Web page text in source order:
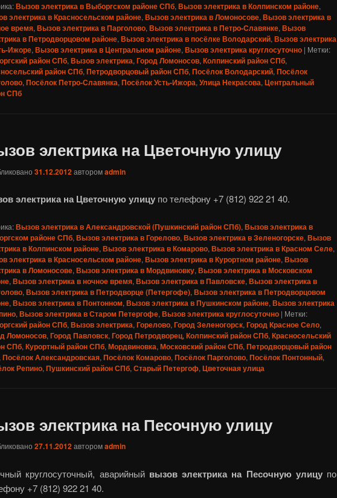
Вызов электрика в Выборгском районе СПб,Вызов электрика в Колпинском районе,
электрика в Красносельском районе,Вызов электрика в Ломоносове,Вызов электрика в
время,Вызов электрика в Парголово,Вызов электрика в Петро-Славянке,Вызов
в Петродворцовом районе,Вызов электрика в посёлке Володарский,Вызов электрика
Ижоре,Вызов электрика в Центральном районе,Вызов электрика круглосуточно | Метки:
район СПб,Вызов электрика,Город Ломоносов,Колпинский район СПб,
район СПб,Петродворцовый район СПб,Посёлок Володарский,Посёлок
,Посёлок Петро-Славянка,Посёлок Усть-Ижора,Улица Некрасова,Центральный
СПб
электрика на Цветочную улицу
31.12.2012авторомadmin
электрика на Цветочную улицу по телефону +7 (812) 922 21 40.
Вызов электрика в Александровской (Пушкинский район СПб), Вызов электрика в
районе СПб, Вызов электрика в Горелово, Вызов электрика в Зеленогорске, Вызов
в Колпинском районе, Вызов электрика в Комарово, Вызов электрика в Красном Селе,
электрика в Красносельском районе, Вызов электрика в Курортном районе, Вызов
в Ломоносове, Вызов электрика в Мордвиновку, Вызов электрика в Московском
, Вызов электрика в ночное время, Вызов электрика в Павловске, Вызов электрика в
, Вызов электрика в Петродворце (Петергофе), Вызов электрика в Петродворцовом
, Вызов электрика в Понтонном, Вызов электрика в Пушкинском районе, Вызов электрика
, Вызов электрика в Старом Петергофе, Вызов электрика круглосуточно | Метки:
район СПб, Вызов электрика, Горелово, Город Зеленогорск, Город Красное Село,
Ломоносов, Город Павловск, Город Петродворец, Колпинский район СПб, Красносельский
СПб, Курортный район СПб, Мордвиновка, Московский район СПб, Петродворцовый район
Посёлок Александровская, Посёлок Комарово, Посёлок Парголово, Посёлок Понтонный,
Репино, Пушкинский район СПб, Старый Петергоф, Цветочная улица
электрика на Песочную улицу
27.11.2012авторомadmin
круглосуточный, аварийный вызов электрика на Песочную улицупо
+7 (812) 922 21 40.